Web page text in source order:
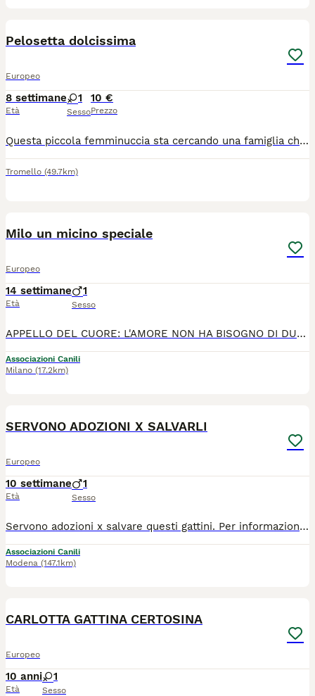
Pelosetta dolcissima
Europeo
8 settimane
Età
1
Sesso
10 €
Prezzo
Questa piccola femminuccia sta cercando una famiglia che la ami per sempre. La gattina e molto affettuosa, e stata gia spulciata e sverminata, mangia in autonomia e sta usando benissimo la lettiera. Si trova a Pavia. Per chi fosse interessato mi contatti al numero 3338361639,Nicoletta.
Tromello (49.7km)
Milo un micino speciale
Europeo
14 settimane
Età
1
Sesso
APPELLO DEL CUORE: L'AMORE NON HA BISOGNO DI DUE OCCHI PER VEDERE CON L'ANIMA! 🐾❤️ Ciao a tutti, io sono MILO ed ho solo tre mesi. La vita per me non è iniziata nel migliore dei modi. Quando ero solo un fagottino mi sono ritrovato per strada, da solo, a dover affrontare pericoli troppo grandi per me. A causa di una brutta infezione, i veterinari hanno dovuto asportarmi un occhiolino per salvarmi la vita. Ora sto bene, il dolore è solo un ricordo e la ferita è guarita! Ma la strada è un posto troppo duro e pericoloso: non posso assolutamente tornarci. Non sapete cosa vi perdete: anche se ho un occhio solo, la mia voglia di giocare, esplorare e fare le fusa è doppia! Sono un gattino dolcissimo, vivace e pronto a riempire di gioia e affetto la vita di chi deciderà di aprirmi la porta di casa. 🏡 Verrò affidato vaccinato, microchippato e sverminato. Mi trovo ad Avellino, ma posso raggiungerti ovunque 🚙 Per info ed adozione contattare Vittoria cell 39 346 543 3552 via whatsapp ☎️ Grazie 🙏
Associazioni Canili
Milano (17.2km)
SERVONO ADOZIONI X SALVARLI
Europeo
10 settimane
Età
1
Sesso
Servono adozioni x salvare questi gattini. Per informazioni ×34×057×838×96 sono tutti trovatelli e non hanno nessuno. Arrivano con staffetta. Vengono dati gia con iter sanitario completato. ADOZIONE SOLO IN CASA, CON PROTEZIONI A FINESTRE-BALCONI
Associazioni Canili
Modena (147.1km)
CARLOTTA GATTINA CERTOSINA
Europeo
10 anni
Età
1
Sesso